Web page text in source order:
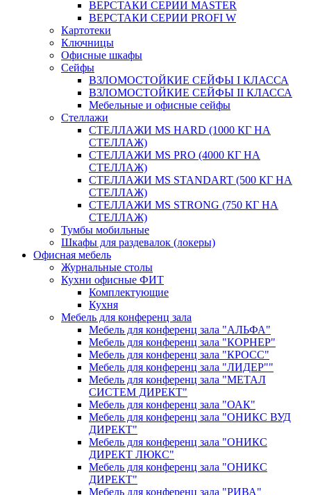
ВЕРСТАКИ СЕРИИ MASTER
ВЕРСТАКИ СЕРИИ PROFI W
Картотеки
Ключницы
Офисные шкафы
Сейфы
ВЗЛОМОСТОЙКИЕ СЕЙФЫ I КЛАССА
ВЗЛОМОСТОЙКИЕ СЕЙФЫ II КЛАССА
Мебельные и офисные сейфы
Стеллажи
СТЕЛЛАЖИ MS HARD (1000 КГ НА
СТЕЛЛАЖ)
СТЕЛЛАЖИ MS PRO (4000 КГ НА
СТЕЛЛАЖ)
СТЕЛЛАЖИ MS STANDART (500 КГ НА
СТЕЛЛАЖ)
СТЕЛЛАЖИ MS STRONG (750 КГ НА
СТЕЛЛАЖ)
Тумбы мобильные
Шкафы для раздевалок (локеры)
Офисная мебель
Журнальные столы
Кухни офисные ФИТ
Комплектующие
Кухня
Мебель для конференц зала
Мебель для конференц зала "АЛЬФА"
Мебель для конференц зала "КОРНЕР"
Мебель для конференц зала "КРОСС"
Мебель для конференц зала "ЛИДЕР""
Мебель для конференц зала "МЕТАЛ
СИСТЕМ ДИРЕКТ"
Мебель для конференц зала "ОАК"
Мебель для конференц зала "ОНИКС ВУД
ДИРЕКТ"
Мебель для конференц зала "ОНИКС
ДИРЕКТ ЛЮКС"
Мебель для конференц зала "ОНИКС
ДИРЕКТ"
Мебель для конференц зала "РИВА"